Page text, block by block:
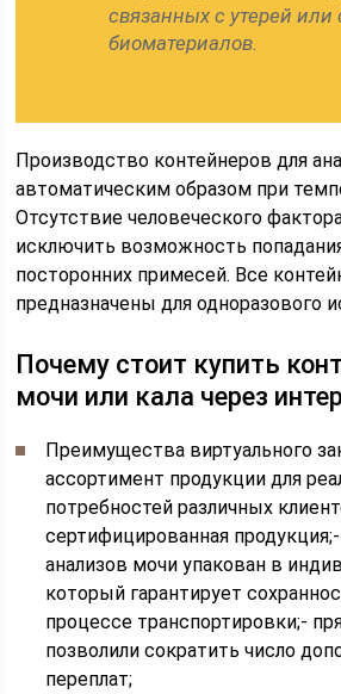
связанных с утерей
биоматериалов.
Производство контейнеров для
автоматическим образом при
Отсутствие человеческого
исключить возможность
посторонних примесей. Все
предназначены для одноразового
Почему стоит купить
мочи или кала через
Преимущества виртуального
ассортимент продукции для
потребностей различных
сертифицированная
анализов мочи упакован в
который гарантирует
процессе транспортировки;-
позволили сократить число
переплат;